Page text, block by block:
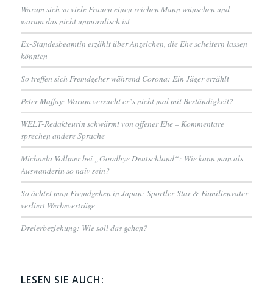
Warum sich so viele Frauen einen reichen Mann wünschen und
warum das nicht unmoralisch ist
Ex-Standesbeamtin erzählt über Anzeichen, die Ehe scheitern lassen
könnten
So treffen sich Fremdgeher während Corona: Ein Jäger erzählt
Peter Maffay: Warum versucht er`s nicht mal mit Beständigkeit?
WELT-Redakteurin schwärmt von offener Ehe – Kommentare
sprechen andere Sprache
Michaela Vollmer bei „Goodbye Deutschland“: Wie kann man als
Auswanderin so naiv sein?
So ächtet man Fremdgehen in Japan: Sportler-Star & Familienvater
verliert Werbeverträge
Dreierbeziehung: Wie soll das gehen?
LESEN SIE AUCH: